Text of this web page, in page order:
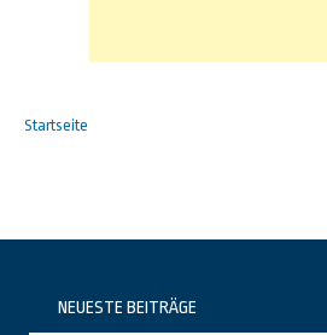
Startseite
NEUESTE BEITRÄGE